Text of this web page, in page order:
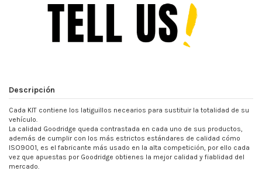
Descripción
Cada KIT contiene los latiguillos necearios para sustituir la totalidad de su
vehículo.
La calidad Goodridge queda contrastada en cada uno de sus productos,
además de cumplir con los más estrictos estándares de calidad cómo
ISO9001, es el fabricante más usado en la alta competición, por ello cada
vez que apuestas por Goodridge obtienes la mejor calidad y fiablidad del
mercado.